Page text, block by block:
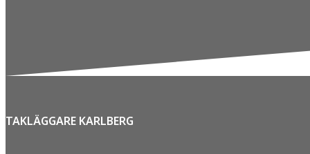
TAKLÄGGARE KARLBERG